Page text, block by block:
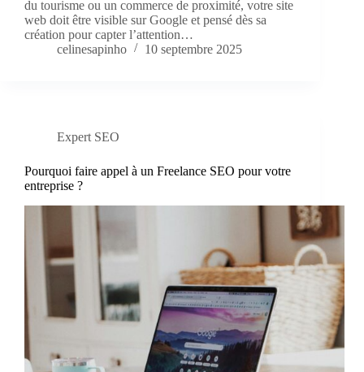
du tourisme ou un commerce de proximité, votre site
web doit être visible sur Google et pensé dès sa
création pour capter l’attention…
celinesapinho
10 septembre 2025
Expert SEO
Pourquoi faire appel à un Freelance SEO pour votre
entreprise ?